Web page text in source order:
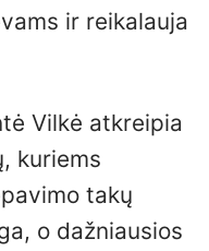
ir reikalauja
Vilkė atkreipia
kuriems
takų
o dažniausios